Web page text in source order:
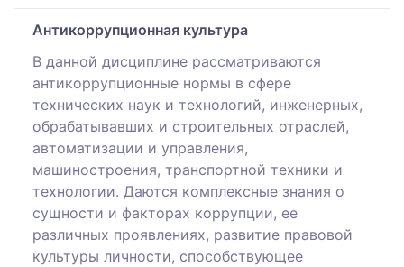
Антикоррупционная культура
В данной дисциплине рассматриваются
антикоррупционные нормы в сфере
технических наук и технологий, инженерных,
обрабатывавших и строительных отраслей,
автоматизации и управления,
машиностроения, транспортной техники и
технологии. Даются комплексные знания о
сущности и факторах коррупции, ее
различных проявлениях, развитие правовой
культуры личности, способствующее